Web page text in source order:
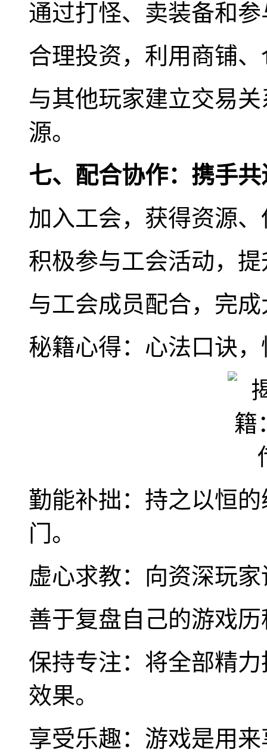
通过打怪、卖装备和
合理投资，利用商铺
与其他玩家建立交易
源。
七、配合协作：携手
加入工会，获得资源
积极参与工会活动，
与工会成员配合，完
秘籍心得：心法口诀
勤能补拙：持之以恒
门。
虚心求教：向资深玩
善于复盘自己的游戏
保持专注：将全部精
效果。
享受乐趣：游戏是用